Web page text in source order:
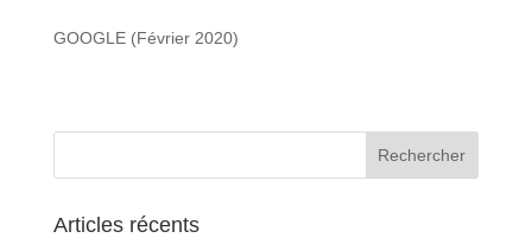
GOOGLE (Février 2020)
Articles récents